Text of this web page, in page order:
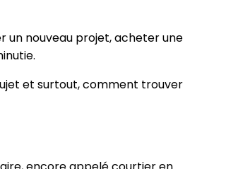
un nouveau projet, acheter une
et surtout, comment trouver